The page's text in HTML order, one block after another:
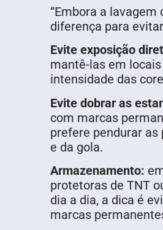
“Embora a
diferença para
Evite exposição
mantê-las em
intensidade das
Evite dobrar as
com marcas
prefere pendurar
e da gola.
Armazenamento:
protetoras de TNT
dia a dia, a dica é
marcas